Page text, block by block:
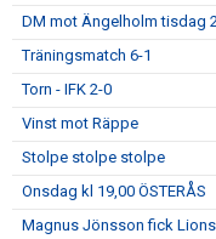
DM mot Ängelholm tisdag
Träningsmatch 6-1
Torn - IFK 2-0
Vinst mot Räppe
Stolpe stolpe stolpe
Onsdag kl 19,00 ÖSTERÅS
Magnus Jönsson fick